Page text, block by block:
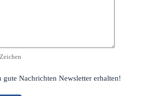
gute Nachrichten Newsletter erhalten!